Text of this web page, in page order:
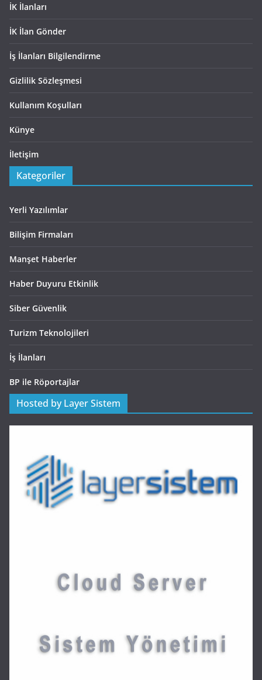
İK İlanları
İK İlan Gönder
İş İlanları Bilgilendirme
Gizlilik Sözleşmesi
Kullanım Koşulları
Künye
İletişim
Kategoriler
Yerli Yazılımlar
Bilişim Firmaları
Manşet Haberler
Haber Duyuru Etkinlik
Siber Güvenlik
Turizm Teknolojileri
İş İlanları
BP ile Röportajlar
Hosted by Layer Sistem